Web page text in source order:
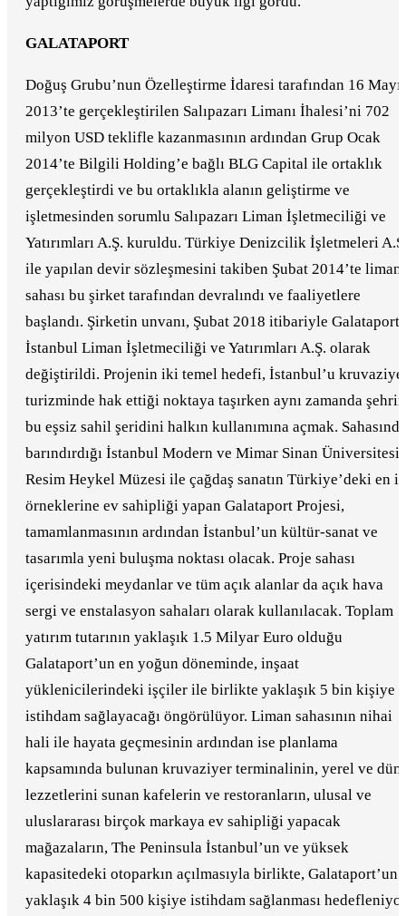
GALATAPORT
Doğuş Grubu’nun Özelleştirme İdaresi tarafından 16
2013’te gerçekleştirilen Salıpazarı Limanı İhalesi’ni 702
milyon USD teklifle kazanmasının ardından Grup Ocak
2014’te Bilgili Holding’e bağlı BLG Capital ile ortaklık
gerçekleştirdi ve bu ortaklıkla alanın geliştirme ve
işletmesinden sorumlu Salıpazarı Liman İşletmeciliği ve
Yatırımları A.Ş. kuruldu. Türkiye Denizcilik İşletmeleri
ile yapılan devir sözleşmesini takiben Şubat 2014’te liman
sahası bu şirket tarafından devralındı ve faaliyetlere
başlandı. Şirketin unvanı, Şubat 2018 itibariyle Galataport
İstanbul Liman İşletmeciliği ve Yatırımları A.Ş. olarak
değiştirildi. Projenin iki temel hedefi, İstanbul’u
turizminde hak ettiği noktaya taşırken aynı zamanda şehrin
bu eşsiz sahil şeridini halkın kullanımına açmak. Sahasında
barındırdığı İstanbul Modern ve Mimar Sinan Üniversitesi
Resim Heykel Müzesi ile çağdaş sanatın Türkiye’deki en
örneklerine ev sahipliği yapan Galataport Projesi,
tamamlanmasının ardından İstanbul’un kültür-sanat ve
tasarımla yeni buluşma noktası olacak. Proje sahası
içerisindeki meydanlar ve tüm açık alanlar da açık hava
sergi ve enstalasyon sahaları olarak kullanılacak. Toplam
yatırım tutarının yaklaşık 1.5 Milyar Euro olduğu
Galataport’un en yoğun döneminde, inşaat
yüklenicilerindeki işçiler ile birlikte yaklaşık 5 bin kişiye
istihdam sağlayacağı öngörülüyor. Liman sahasının nihai
hali ile hayata geçmesinin ardından ise planlama
kapsamında bulunan kruvaziyer terminalinin, yerel ve
lezzetlerini sunan kafelerin ve restoranların, ulusal ve
uluslararası birçok markaya ev sahipliği yapacak
mağazaların, The Peninsula İstanbul’un ve yüksek
kapasitedeki otoparkın açılmasıyla birlikte, Galataport’un
yaklaşık 4 bin 500 kişiye istihdam sağlanması